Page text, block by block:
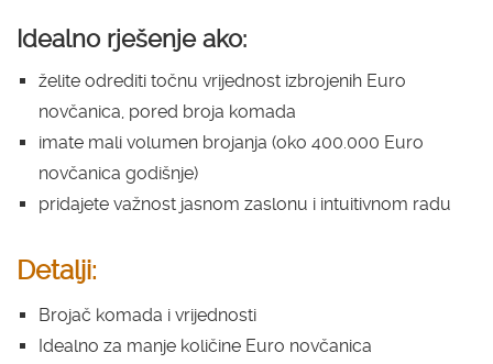
Idealno rješenje ako:
želite odrediti točnu vrijednost izbrojenih Euro
novčanica, pored broja komada
imate mali volumen brojanja (oko 400.000 Euro
novčanica godišnje)
pridajete važnost jasnom zaslonu i intuitivnom radu
Detalji:
Brojač komada i vrijednosti
Idealno za manje količine Euro novčanica